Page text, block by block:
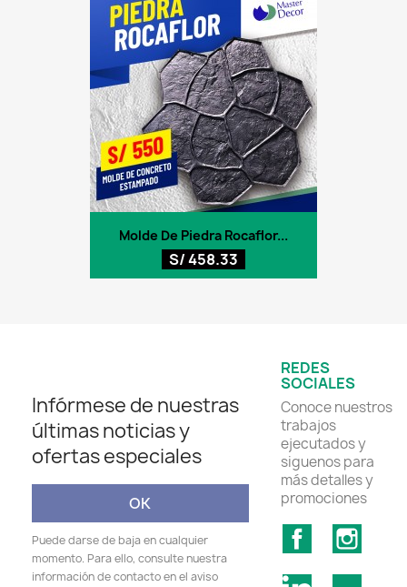
Molde De Piedra Rocaflor...
S/ 458.33
Infórmese de nuestras
últimas noticias y
ofertas especiales
Puede darse de baja en cualquier
momento. Para ello, consulte nuestra
información de contacto en el aviso
REDES
SOCIALES
Conoce nuestros
trabajos
ejecutados y
siguenos para
más detalles y
promociones
Facebook